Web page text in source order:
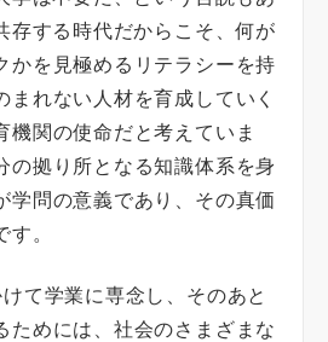
存する時代だからこそ、何が
かを見極めるリテラシーを持
まれない人材を育成していく
機関の使命だと考えていま
の拠り所となる知識体系を身
学問の意義であり、その真価
す。
て学業に専念し、そのあと
ためには、社会のさまざまな